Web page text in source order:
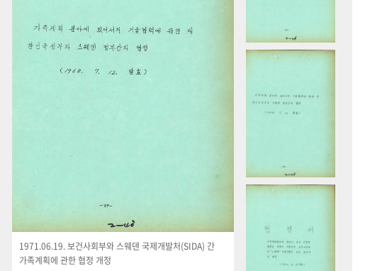
1971.06.19. 보건사회부와 스웨덴 국제개발처(SIDA) 간
가족계획에 관한 협정 개정